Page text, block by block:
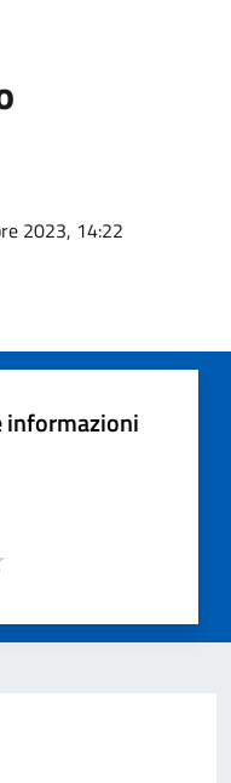
2023, 14:22
informazioni